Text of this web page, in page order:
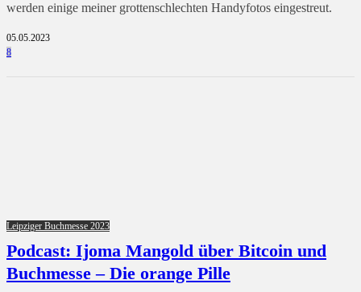
werden einige meiner grottenschlechten Handyfotos eingestreut.
05.05.2023
8
Leipziger Buchmesse 2023
Podcast: Ijoma Mangold über Bitcoin und
Buchmesse – Die orange Pille